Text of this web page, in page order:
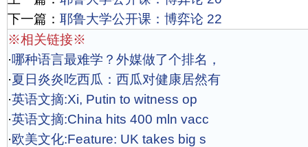
下一篇： 耶鲁大学公开课：博弈论 22
※相关链接※
·哪种语言最难学？外媒做了个排名，
·夏日炎炎吃西瓜：西瓜对健康居然有
·英语文摘:Xi, Putin to witness op
·英语文摘:China hits 400 mln vacc
·欧美文化:Feature: UK takes big s